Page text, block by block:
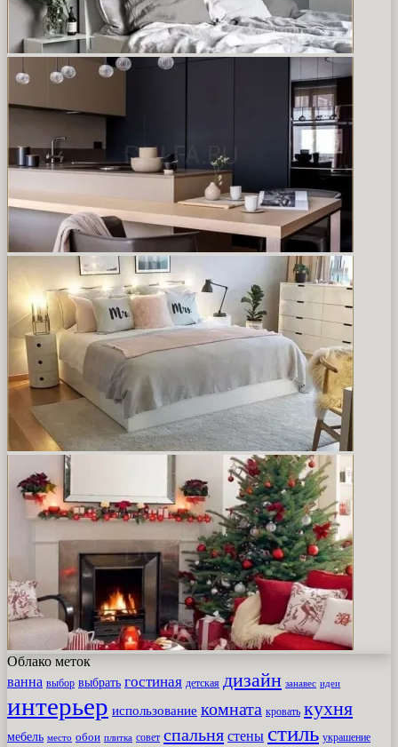
Облако меток
ванна выбор выбрать гостиная детская дизайн занавес идеи
интерьер использование комната кровать кухня
мебель место обои плитка совет спальня стены стиль украшение